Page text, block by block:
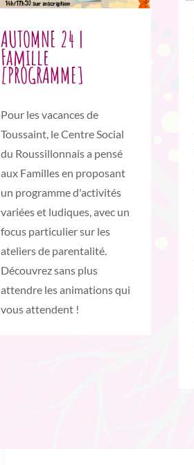
AUTOMNE 24 |
Famille
[PROGRAMME]
Pour les vacances de
Toussaint, le Centre Social
du Roussillonnais a pensé
aux Familles en proposant
un programme d'activités
variées et ludiques, avec un
focus particulier sur les
ateliers de parentalité.
Découvrez sans plus
attendre les animations qui
vous attendent !